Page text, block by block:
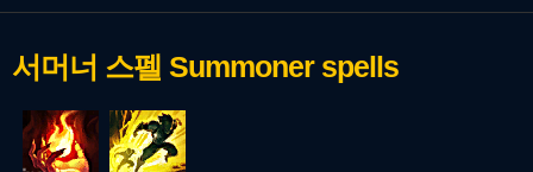
서머너 스펠 Summoner spells